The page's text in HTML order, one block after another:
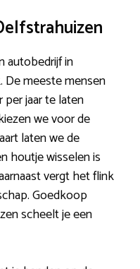
autobedrijf in
De meeste mensen
jaar te laten
we voor de
laten we de
houtje wisselen is
vergt het flink
Goedkoop
scheelt je een